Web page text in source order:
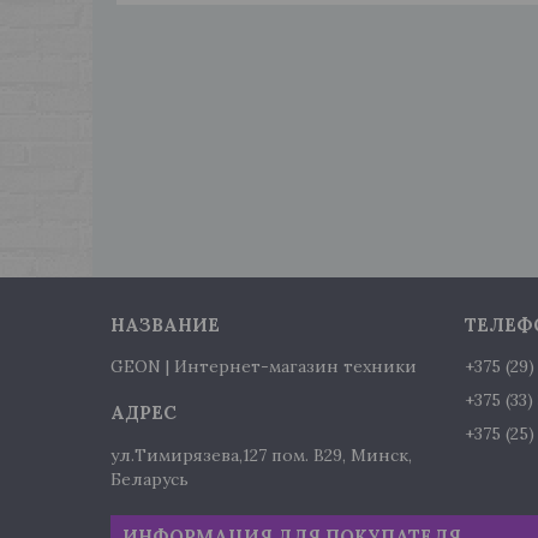
GEON | Интернет-магазин техники
ул.Тимирязева,127 пом. В29, Минск,
Беларусь
+375
+375
+375